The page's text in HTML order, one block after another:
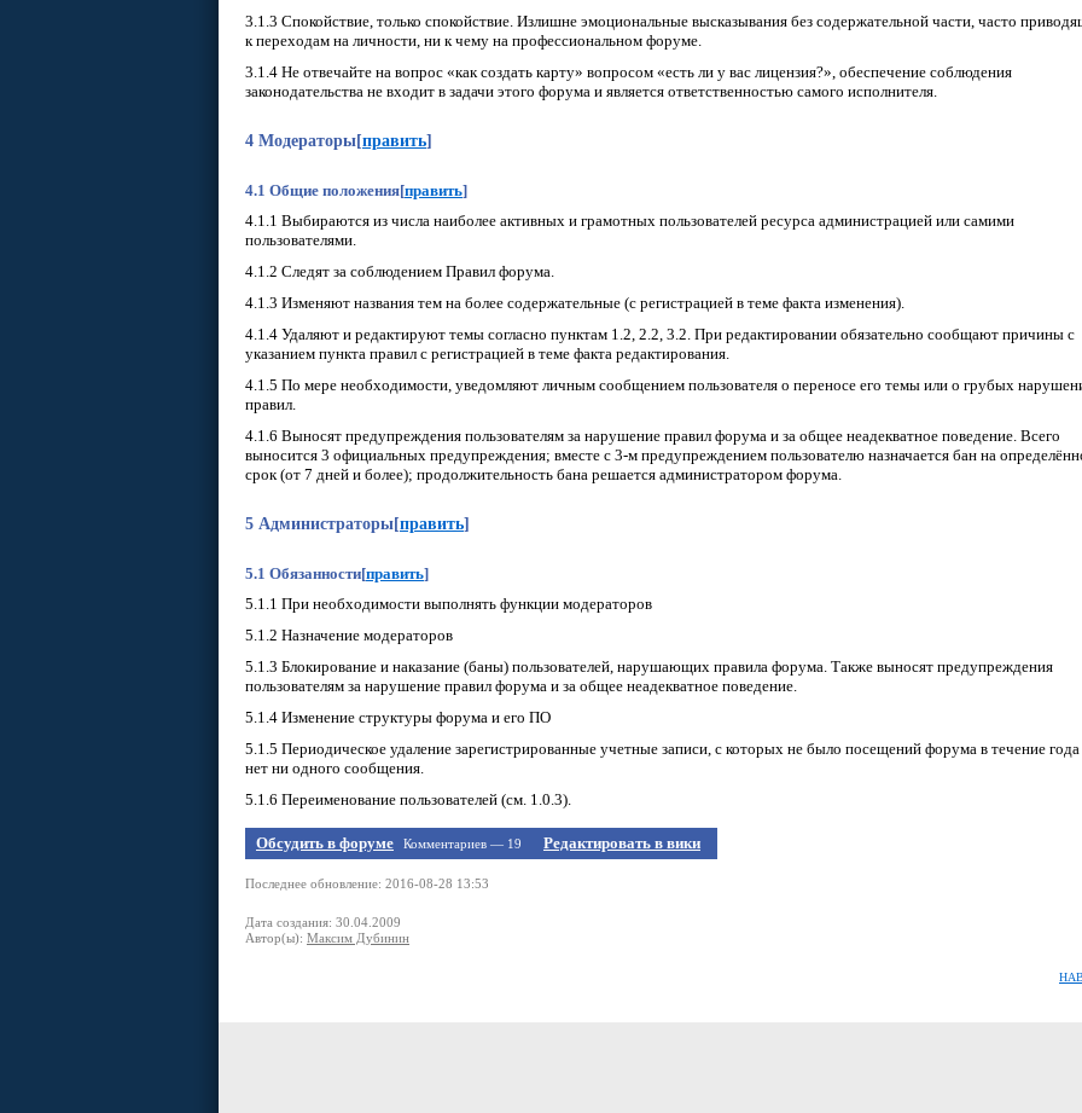
3.1.3 Спокойствие, только спокойствие. Излишне эмоциональные высказывания без содержательной части, часто
к переходам на личности, ни к чему на профессиональном форуме.
3.1.4 Не отвечайте на вопрос «как создать карту» вопросом «есть ли у вас лицензия?», обеспечение соблюдения
законодательства не входит в задачи этого форума и является ответственностью самого исполнителя.
4 Модераторы[править]
4.1 Общие положения[править]
4.1.1 Выбираются из числа наиболее активных и грамотных пользователей ресурса администрацией или самими
пользователями.
4.1.2 Следят за соблюдением Правил форума.
4.1.3 Изменяют названия тем на более содержательные (с регистрацией в теме факта изменения).
4.1.4 Удаляют и редактируют темы согласно пунктам 1.2, 2.2, 3.2. При редактировании обязательно сообщают причины с
указанием пункта правил с регистрацией в теме факта редактирования.
4.1.5 По мере необходимости, уведомляют личным сообщением пользователя о переносе его темы или о грубых
правил.
4.1.6 Выносят предупреждения пользователям за нарушение правил форума и за общее неадекватное поведение. Всего
выносится 3 официальных предупреждения; вместе с 3-м предупреждением пользователю назначается бан на
срок (от 7 дней и более); продолжительность бана решается администратором форума.
5 Администраторы[править]
5.1 Обязанности[править]
5.1.1 При необходимости выполнять функции модераторов
5.1.2 Назначение модераторов
5.1.3 Блокирование и наказание (баны) пользователей, нарушающих правила форума. Также выносят предупреждения
пользователям за нарушение правил форума и за общее неадекватное поведение.
5.1.4 Изменение структуры форума и его ПО
5.1.5 Периодическое удаление зарегистрированные учетные записи, с которых не было посещений форума в течение
нет ни одного сообщения.
5.1.6 Переименование пользователей (см. 1.0.3).
Обсудить в форуме Комментариев — 19 Редактировать в вики
Последнее обновление: 2016-08-28 13:53
Дата создания: 30.04.2009
Автор(ы): Максим Дубинин